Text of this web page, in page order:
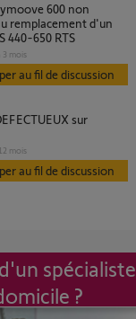
remplacement d'un
440-650 RTS
3 mois
au fil de discussion
12 mois
au fil de discussion
spécialiste
?